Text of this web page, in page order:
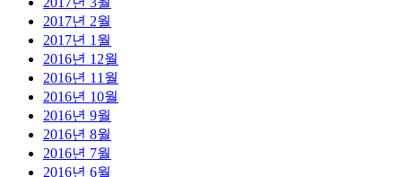
2017년 2월
2017년 1월
2016년 12월
2016년 11월
2016년 10월
2016년 9월
2016년 8월
2016년 7월
2016년 6월